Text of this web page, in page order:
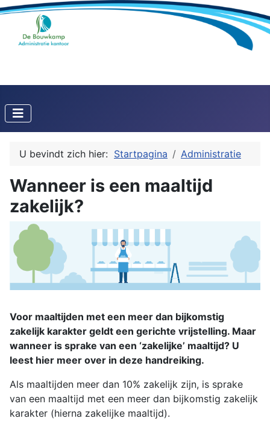
U bevindt zich hier: Startpagina Administratie
Wanneer is een maaltijd
zakelijk?
Voor maaltijden met een meer dan bijkomstig
zakelijk karakter geldt een gerichte vrijstelling. Maar
wanneer is sprake van een ‘zakelijke’ maaltijd? U
leest hier meer over in deze handreiking.
Als maaltijden meer dan 10% zakelijk zijn, is sprake
van een maaltijd met een meer dan bijkomstig zakelijk
karakter (hierna zakelijke maaltijd).